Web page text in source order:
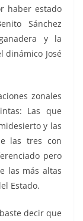
haber estado
Sánchez
y la
José
zonales
Las que
y las
las tres con
pero
las más altas
Estado.
decir que